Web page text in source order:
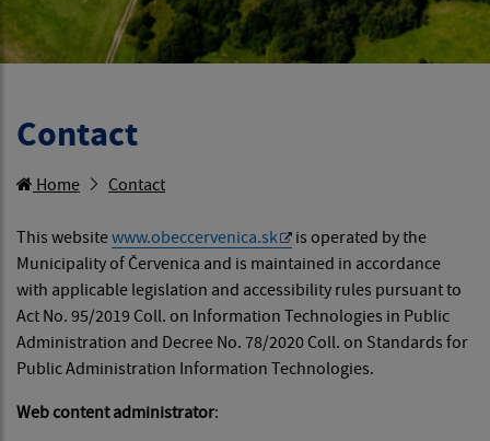
Contact
Home Contact
This websitewww.obeccervenica.sk
is operated by the
Municipality of Červenica and is maintained in accordance
with applicable legislation and accessibility rules pursuant to
Act No. 95/2019 Coll. on Information Technologies in Public
Administration and Decree No. 78/2020 Coll. on Standards for
Public Administration Information Technologies.
Web content administrator: